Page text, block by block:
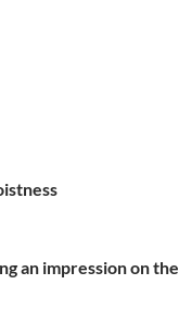
an impression on the